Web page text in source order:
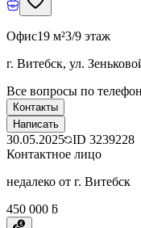
Офис19 м²3/9 этаж
г. Витебск, ул.
Все вопросы по
Контакты
Написать
30.05.2025 ID 3239228
Контактное лицо
недалеко от г. Витебск
450 000 ƃ